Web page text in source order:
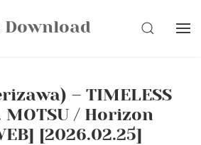
SEARCH
– TIMELESS
MOTSU / Horizon
[2026.02.25]